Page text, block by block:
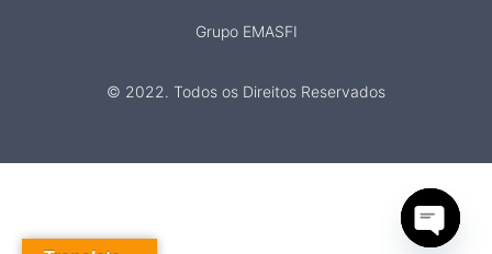
Grupo EMASFI
© 2022. Todos os Direitos Reservados